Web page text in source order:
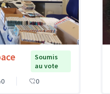
Soumis
au vote
0 0